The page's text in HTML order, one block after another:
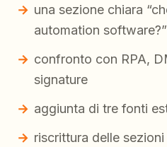
una sezione chiara
automation software?”
confronto con RPA,
signature
aggiunta di tre fonti
riscrittura delle